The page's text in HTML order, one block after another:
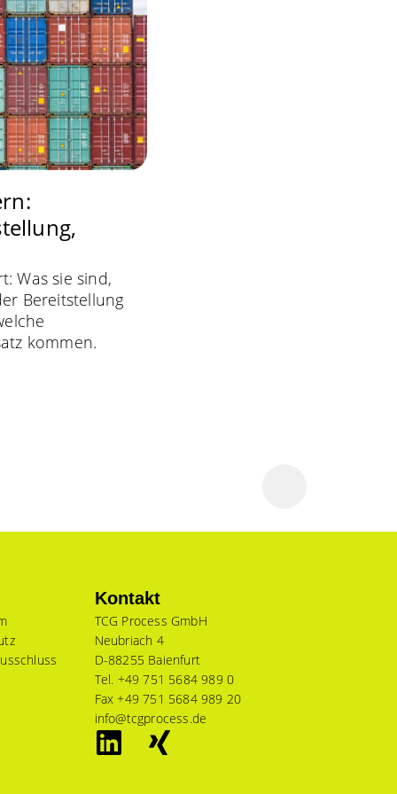
Was sie sind,
Bereitstellung
kommen.
Kontakt
TCG Process GmbH
Neubriach 4
D-88255 Baienfurt
Tel. +49 751 5684 989 0
Fax +49 751 5684 989 20
info@tcgprocess.de